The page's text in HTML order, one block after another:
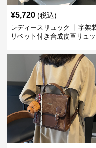
¥5,720 (税込)
レディースリュック 十字架
リベット付き合成皮革リュ